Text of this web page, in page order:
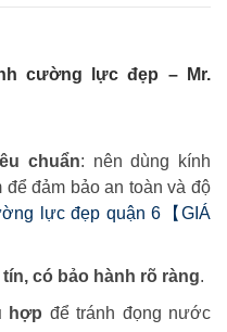
cường lực đẹp – Mr.
chuẩn: nên dùng kính
đảm bảo an toàn và độ
lực đẹp quận 6【GIÁ
có bảo hành rõ ràng.
hợp để tránh đọng nước